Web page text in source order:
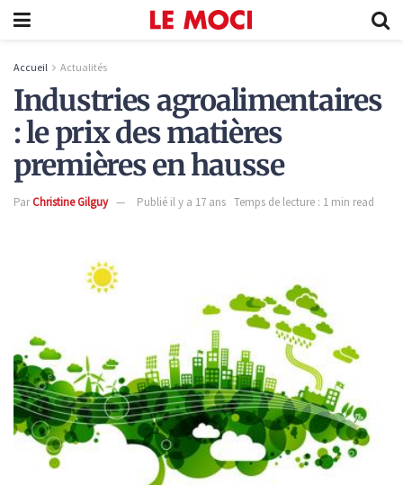
Accueil Actualités
Industries agroalimentaires
: le prix des matières
premières en hausse
ParChristine Gilguy Publié il y a 17 ans Temps de lecture : 1 min read